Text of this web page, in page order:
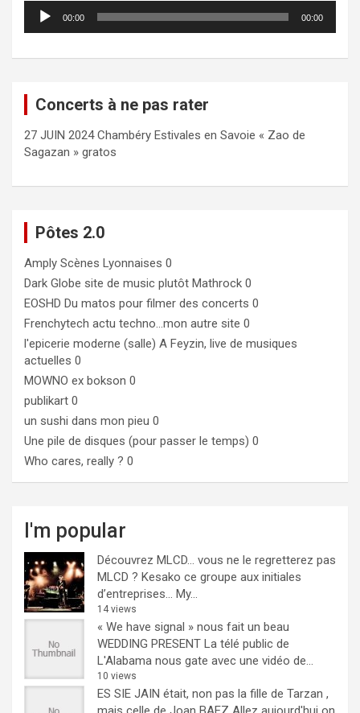
Lecteur
audio
00:00 00:00
Concerts à ne pas rater
27 JUIN 2024 Chambéry Estivales en Savoie « Zao de
Sagazan » gratos
Pôtes 2.0
Amply Scènes Lyonnaises 0
Dark Globe site de music plutôt Mathrock 0
EOSHD Du matos pour filmer des concerts 0
Frenchytech actu techno…mon autre site 0
l'epicerie moderne (salle) A Feyzin, live de musiques
actuelles 0
MOWNO ex bokson 0
publikart 0
un sushi dans mon pieu 0
Une pile de disques (pour passer le temps) 0
Who cares, really ? 0
I'm popular
Découvrez MLCD… vous ne le regretterez pas
MLCD ? Kesako ce groupe aux initiales
d’entreprises… My...
14 views
« We have signal » nous fait un beau
WEDDING PRESENT La télé public de
L'Alabama nous gate avec une vidéo de...
10 views
ES SIE JAIN était, non pas la fille de Tarzan ,